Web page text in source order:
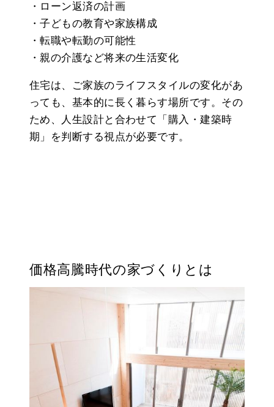
・ローン返済の計画
・子どもの教育や家族構成
・転職や転勤の可能性
・親の介護など将来の生活変化
住宅は、ご家族のライフスタイルの変化があ
っても、基本的に長く暮らす場所です。その
ため、人生設計と合わせて「購入・建築時
期」を判断する視点が必要です。
価格高騰時代の家づくりとは